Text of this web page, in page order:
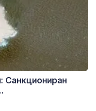
Санкциониран